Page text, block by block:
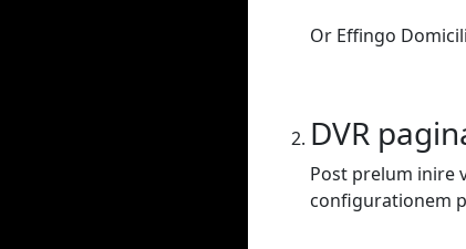
Or Effingo
DVR
Post prelum inire
configurationem